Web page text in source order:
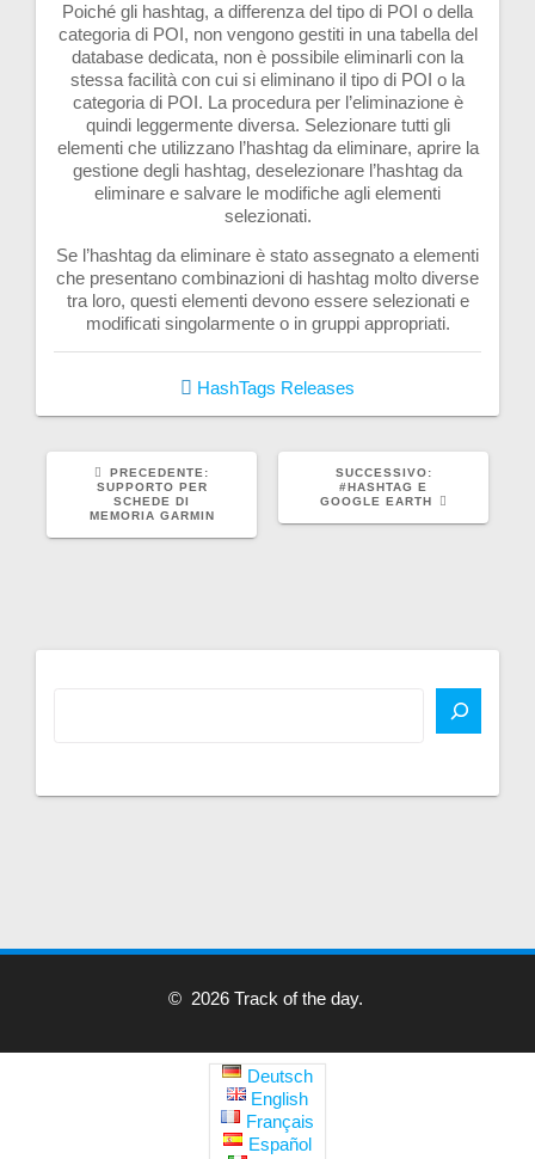
Poiché gli hashtag, a differenza del tipo di POI o della
categoria di POI, non vengono gestiti in una tabella del
database dedicata, non è possibile eliminarli con la
stessa facilità con cui si eliminano il tipo di POI o la
categoria di POI. La procedura per l’eliminazione è
quindi leggermente diversa. Selezionare tutti gli
elementi che utilizzano l’hashtag da eliminare, aprire la
gestione degli hashtag, deselezionare l’hashtag da
eliminare e salvare le modifiche agli elementi
selezionati.
Se l’hashtag da eliminare è stato assegnato a elementi
che presentano combinazioni di hashtag molto diverse
tra loro, questi elementi devono essere selezionati e
modificati singolarmente o in gruppi appropriati.
HashTags Releases
PRECEDENTE:
SUPPORTO PER
SCHEDE DI
MEMORIA GARMIN
SUCCESSIVO:ARTICOLO
#HASHTAG E
GOOGLE EARTH
© 2026 Track of the day.
Deutsch
English
Français
Español